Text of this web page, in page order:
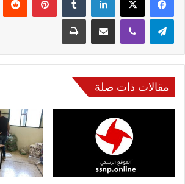
مقالات ذات صلة